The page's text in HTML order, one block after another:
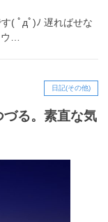
( ﾟдﾟ)ﾉ 遅ればせな
…
日記(その他)
づる。素直な気